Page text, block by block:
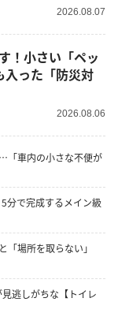
2026.08.07
！小さい「ペッ
入った「防災対
2026.08.06
「車内の小さな不便が
分で完成するメイン級
「場所を取らない」
逃しがちな【トイレ